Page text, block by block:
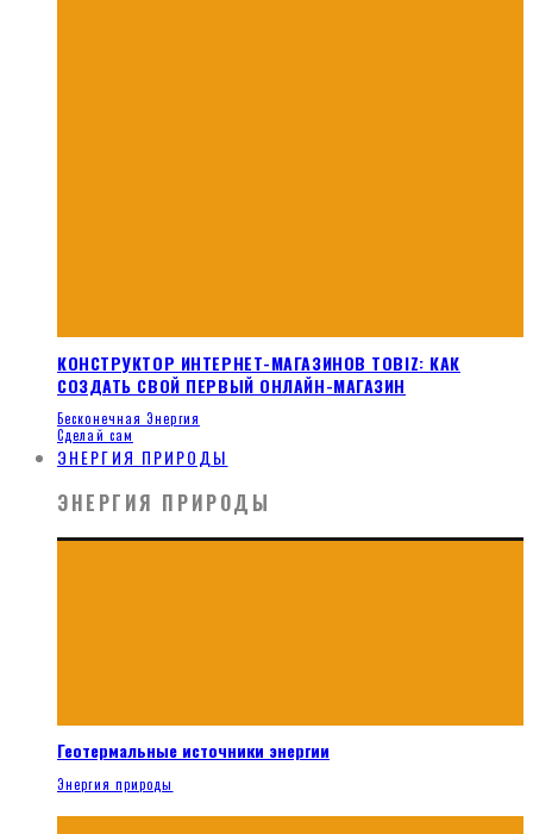
КОНСТРУКТОР ИНТЕРНЕТ-МАГАЗИНОВ TOBIZ: КАК
СОЗДАТЬ СВОЙ ПЕРВЫЙ ОНЛАЙН-МАГАЗИН
Бесконечная Энергия
Сделай сам
ЭНЕРГИЯ ПРИРОДЫ
ЭНЕРГИЯ ПРИРОДЫ
Геотермальные источники энергии
Энергия природы